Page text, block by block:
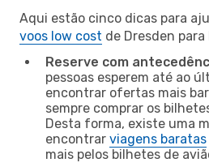
Aqui estão cinco dicas para
voos low cost de Dresden para
Reserve com
pessoas esperem até ao
encontrar ofertas mais
sempre comprar os
Desta forma, existe uma
encontrar viagens baratas
mais pelos bilhetes de